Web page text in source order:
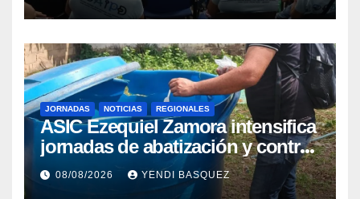
discapacidad
JORNADAS NOTICIAS REGIONALES
ASIC Ezequiel Zamora intensifica
jornadas de abatización y control
de vectores en comunidades del
Guárico
08/08/2026 YENDI BASQUEZ